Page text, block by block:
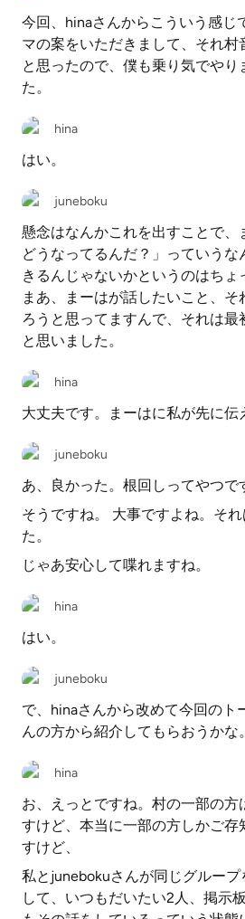
今回、hinaさんからこういう感じ
マの案をいただきまして、それ
と思ったので、僕も乗り気でやり
た。
hina
はい。
juneboku
懸念はなんかこれを出すことで、
どうなってるんだ？」っていうな
きるんじゃないかというのはちょ
まあ、まーはが話したいこと、
ろうと思ってますんで、それは最
と思いました。
hina
大丈夫です。まーはに私が先に伝
juneboku
あ、良かった。根回しってやつで
そうですね。 大事ですよね。そ
た。
じゃあ安心して喋れますね。
hina
はい。
juneboku
で、hinaさんから改めて今回のト
んの方から紹介してもらおうかな。
hina
お、えっとですね。村の一部の
すけど、本当に一部の方しかご存
すけど、
私とjunebokuさんが同じグループ
して、いつもだいたい2人、掲示